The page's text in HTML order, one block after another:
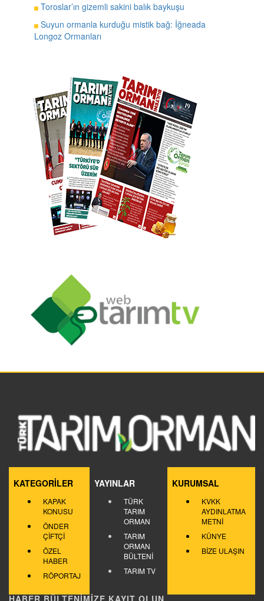
Toroslar’ın gizemli sakini balık baykuşu
Suyun ormanla kurduğu mistik bağ: İğneada
Longoz Ormanları
KATEGORİLER
KAPAK
KONUSU
ÖNDER
ÇİFTÇİ
ÖZEL
HABER
RÖPORTAJ
YAYINLAR
TÜRK
TARIM
ORMAN
TARIM
ORMAN
BÜLTENİ
TARIM TV
KURUMSAL
KVKK
AYDINLATMA
METNİ
KÜNYE
BİZE ULAŞIN
HABER BÜLTENİMİZE KAYIT OLUN